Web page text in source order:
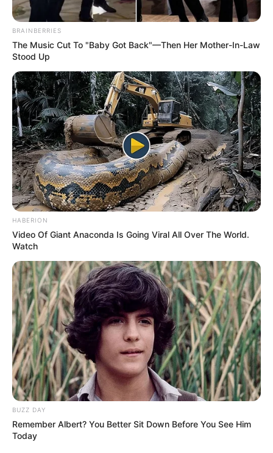
BRAINBERRIES
The Music Cut To "Baby Got Back"—Then Her Mother-In-Law
Stood Up
HABERION
Video Of Giant Anaconda Is Going Viral All Over The World.
Watch
BUZZ DAY
Remember Albert? You Better Sit Down Before You See Him
Today